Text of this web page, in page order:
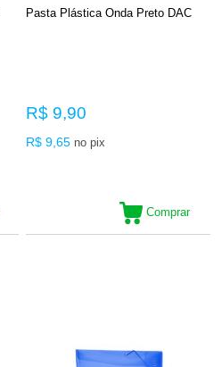
Pasta Plástica Onda Preto DAC
R$ 9,90
R$ 9,65 no pix
Comprar